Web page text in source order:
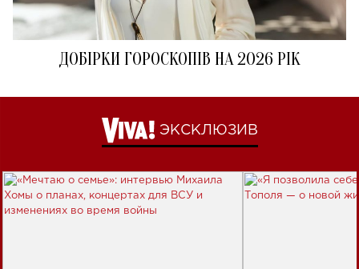
ДОБІРКИ ГОРОСКОПІВ НА 2026 РІК
ЭКСКЛЮЗИВ